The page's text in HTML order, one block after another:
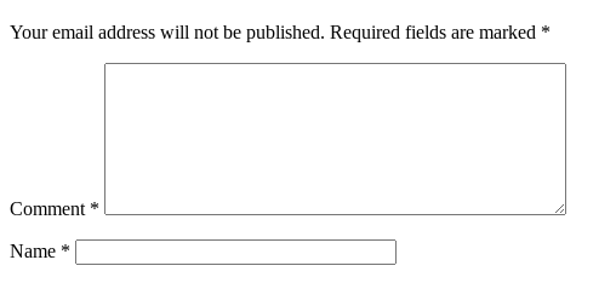
Your email address will not be published. Required fields are marked *
Comment *
Name *